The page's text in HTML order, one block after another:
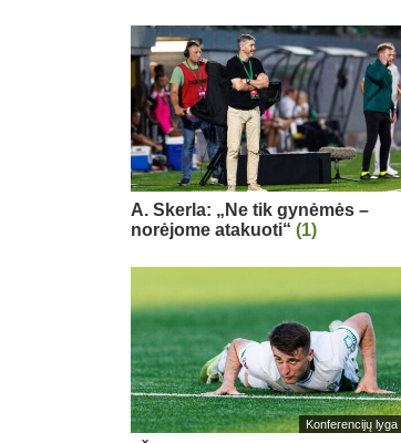
A. Skerla: „Ne tik gynėmės –
norėjome atakuoti“ (1)
Konferencijų lyga